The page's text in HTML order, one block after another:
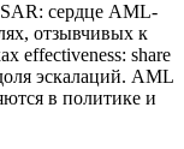
сердце AML-
отзывчивых к
effectiveness: share
эскалаций. AML
в политике и